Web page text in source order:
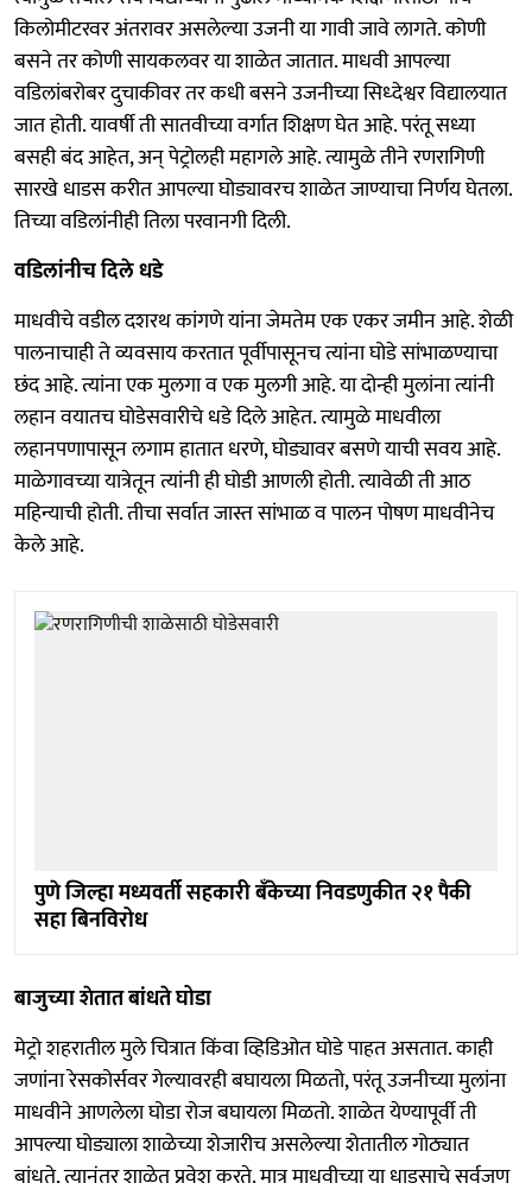
किलोमीटरवर अंतरावर असलेल्या उजनी या गावी जावे लागते. कोणी
बसने तर कोणी सायकलवर या शाळेत जातात. माधवी आपल्या
वडिलांबरोबर दुचाकीवर तर कधी बसने उजनीच्या सिध्देश्वर विद्यालयात
जात होती. यावर्षी ती सातवीच्या वर्गात शिक्षण घेत आहे. परंतू सध्या
बसही बंद आहेत, अन् पेट्रोलही महागले आहे. त्यामुळे तीने रणरागिणी
सारखे धाडस करीत आपल्या घोड्यावरच शाळेत जाण्याचा निर्णय घेतला.
तिच्या वडिलांनीही तिला परवानगी दिली.
वडिलांनीच दिले धडे
माधवीचे वडील दशरथ कांगणे यांना जेमतेम एक एकर जमीन आहे. शेळी
पालनाचाही ते व्यवसाय करतात पूर्वीपासूनच त्यांना घोडे सांभाळण्याचा
छंद आहे. त्यांना एक मुलगा व एक मुलगी आहे. या दोन्ही मुलांना त्यांनी
लहान वयातच घोडेसवारीचे धडे दिले आहेत. त्यामुळे माधवीला
लहानपणापासून लगाम हातात धरणे, घोड्यावर बसणे याची सवय आहे.
माळेगावच्या यात्रेतून त्यांनी ही घोडी आणली होती. त्यावेळी ती आठ
महिन्याची होती. तीचा सर्वात जास्त सांभाळ व पालन पोषण माधवीनेच
केले आहे.
पुणे जिल्हा मध्यवर्ती सहकारी बॅंकेच्या निवडणुकीत २१ पैकी
सहा बिनविरोध
बाजुच्या शेतात बांधते घोडा
मेट्रो शहरातील मुले चित्रात किंवा व्हिडिओत घोडे पाहत असतात. काही
जणांना रेसकोर्सवर गेल्यावरही बघायला मिळतो, परंतू उजनीच्या मुलांना
माधवीने आणलेला घोडा रोज बघायला मिळतो. शाळेत येण्यापूर्वी ती
आपल्या घोड्याला शाळेच्या शेजारीच असलेल्या शेतातील गोठ्यात